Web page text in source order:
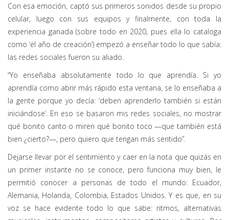
Con esa emoción, captó sus primeros sonidos desde su propio
celular, luego con sus equipos y finalmente, con toda la
experiencia ganada (sobre todo en 2020, pues ella lo cataloga
como ‘el año de creación’) empezó a enseñar todo lo que sabía:
las redes sociales fueron su aliado.
“Yo enseñaba absolutamente todo lo que aprendía. Si yo
aprendía como abrir más rápido esta ventana, se lo enseñaba a
la gente porque yo decía: ‘deben aprenderlo también si están
iniciándose’. En eso se basaron mis redes sociales, no mostrar
qué bonito canto o miren qué bonito toco —que también está
bien ¿cierto?—, pero quiero que tengan más sentido”.
Dejarse llevar por el sentimiento y caer en la nota que quizás en
un primer instante no se conoce, pero funciona muy bien, le
permitió conocer a personas de todo el mundo: Ecuador,
Alemania, Holanda, Colombia, Estados Unidos. Y es que, en su
voz se hace evidente todo lo que sabe: ritmos, alternativas